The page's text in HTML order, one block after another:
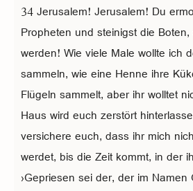
34 Jerusalem! Jerusalem! Du
Propheten und steinigst die
werden! Wie viele Male wollte ich
sammeln, wie eine Henne ihre
Flügeln sammelt, aber ihr wolltet
Haus wird euch zerstört
versichere euch, dass ihr mich
werdet, bis die Zeit kommt, in der
›Gepriesen sei der, der im Namen